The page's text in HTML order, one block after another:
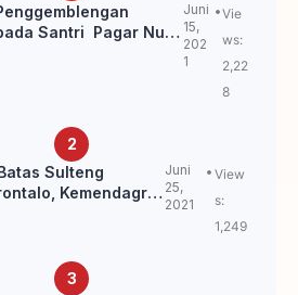
Santri Pagar Nusa
Juni
15,
202
1
Vie
ws:
2,22
8
Sulteng
Kemendagri:
Juni
25,
2021
View
s:
1,249